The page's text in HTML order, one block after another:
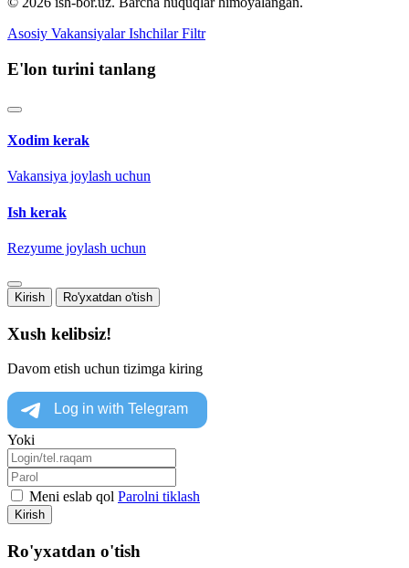
Asosiy Vakansiyalar Ishchilar Filtr
E'lon turini tanlang
Xodim kerak
Vakansiya joylash uchun
Ish kerak
Rezyume joylash uchun
Kirish Ro'yxatdan o'tish
Xush kelibsiz!
Davom etish uchun tizimga kiring
Yoki
Meni eslab qol Parolni tiklash
Kirish
Ro'yxatdan o'tish